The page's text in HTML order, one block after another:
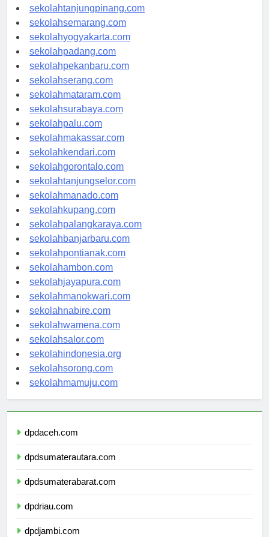
sekolahpangkalpinang.com
sekolahtanjungpinang.com
sekolahsemarang.com
sekolahyogyakarta.com
sekolahpadang.com
sekolahpekanbaru.com
sekolahserang.com
sekolahmataram.com
sekolahsurabaya.com
sekolahpalu.com
sekolahmakassar.com
sekolahkendari.com
sekolahgorontalo.com
sekolahtanjungselor.com
sekolahmanado.com
sekolahkupang.com
sekolahpalangkaraya.com
sekolahbanjarbaru.com
sekolahpontianak.com
sekolahambon.com
sekolahjayapura.com
sekolahmanokwari.com
sekolahnabire.com
sekolahwamena.com
sekolahsalor.com
sekolahindonesia.org
sekolahsorong.com